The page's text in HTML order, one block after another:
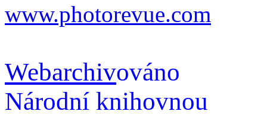
www.photorevue.com
Webarchivováno
Národní knihovnou